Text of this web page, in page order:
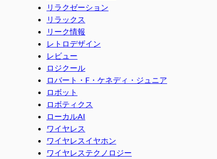
リラクゼーション
リラックス
リーク情報
レトロデザイン
レビュー
ロジクール
ロバート・F・ケネディ・ジュニア
ロボット
ロボティクス
ローカルAI
ワイヤレス
ワイヤレスイヤホン
ワイヤレステクノロジー